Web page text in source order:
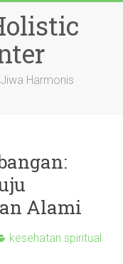
Harmonis
Alami
kesehatan spiritual